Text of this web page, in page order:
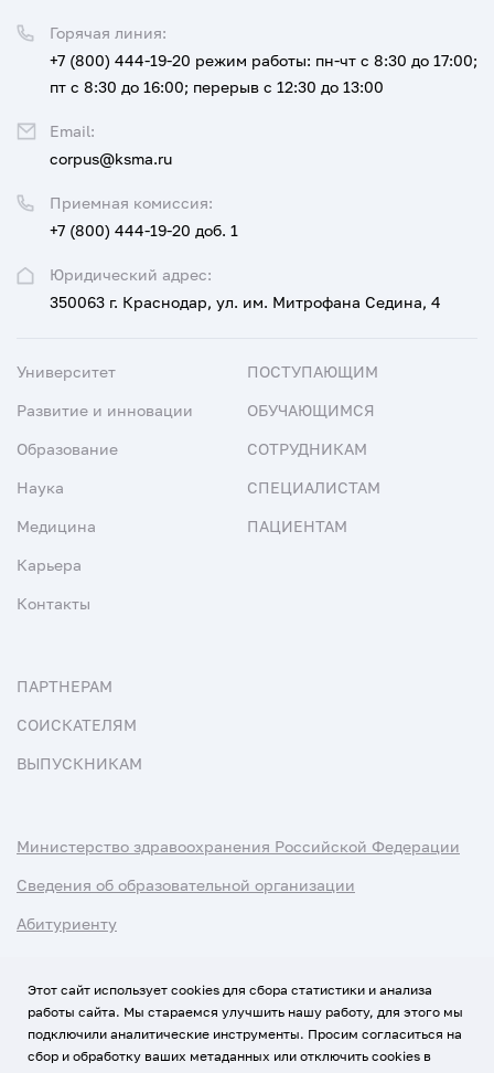
Юридический адрес:
350063 г. Краснодар, ул. им. Митрофана Седина, 4
Приемная комиссия:
+7 (800) 444-19-20 доб. 1
Горячая линия:
+7 (800) 444-19-20 режим работы: пн-чт с 8:30 до 17:00;
пт с 8:30 до 16:00; перерыв с 12:30 до 13:00
Email:
corpus@ksma.ru
Университет
Развитие и инновации
Образование
Наука
Медицина
Карьера
Контакты
ПОСТУПАЮЩИМ
ОБУЧАЮЩИМСЯ
СОТРУДНИКАМ
СПЕЦИАЛИСТАМ
ПАЦИЕНТАМ
ПАРТНЕРАМ
СОИСКАТЕЛЯМ
ВЫПУСКНИКАМ
Министерство здравоохранения Российской Федерации
Сведения об образовательной организации
Абитуриенту
Политика обработки персональных данных
Этот сайт использует cookies для сбора статистики и анализа
работы сайта. Мы стараемся улучшить нашу работу, для этого мы
подключили аналитические инструменты. Просим согласиться на
сбор и обработку ваших метаданных или отключить cookies в